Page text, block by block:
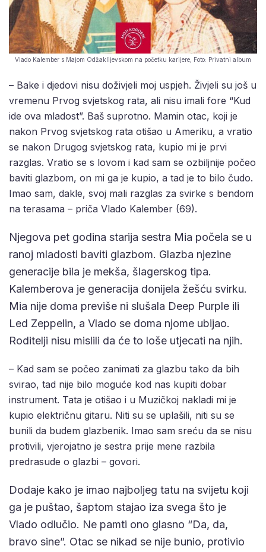
Vlado Kalember s Majom Odžaklijevskom na početku karijere, Foto: Privatni album
– Bake i djedovi nisu doživjeli moj uspjeh. Živjeli su još u
vremenu Prvog svjetskog rata, ali nisu imali fore “Kud
ide ova mladost”. Baš suprotno. Mamin otac, koji je
nakon Prvog svjetskog rata otišao u Ameriku, a vratio
se nakon Drugog svjetskog rata, kupio mi je prvi
razglas. Vratio se s lovom i kad sam se ozbiljnije počeo
baviti glazbom, on mi ga je kupio, a tad je to bilo čudo.
Imao sam, dakle, svoj mali razglas za svirke s bendom
na terasama – priča Vlado Kalember (69).
Njegova pet godina starija sestra Mia počela se u
ranoj mladosti baviti glazbom. Glazba njezine
generacije bila je mekša, šlagerskog tipa.
Kalemberova je generacija donijela žešću svirku.
Mia nije doma previše ni slušala Deep Purple ili
Led Zeppelin, a Vlado se doma njome ubijao.
Roditelji nisu mislili da će to loše utjecati na njih.
– Kad sam se počeo zanimati za glazbu tako da bih
svirao, tad nije bilo moguće kod nas kupiti dobar
instrument. Tata je otišao i u Muzičkoj nakladi mi je
kupio električnu gitaru. Niti su se uplašili, niti su se
bunili da budem glazbenik. Imao sam sreću da se nisu
protivili, vjerojatno je sestra prije mene razbila
predrasude o glazbi – govori.
Dodaje kako je imao najboljeg tatu na svijetu koji
ga je puštao, šaptom stajao iza svega što je
Vlado odlučio. Ne pamti ono glasno “Da, da,
bravo sine”. Otac se nikad se nije bunio, protivio